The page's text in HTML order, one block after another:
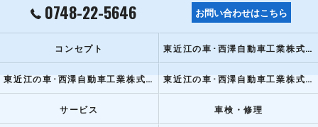
0748-22-5646 お問い合わせはこちら
コンセプト 東近江の車･西澤自動車工業株式会社の口コミ情報
東近江の車･西澤自動車工業株式会社の評判 東近江の車･西澤自動車工業株式会社のお客様の声
サービス 車検・修理